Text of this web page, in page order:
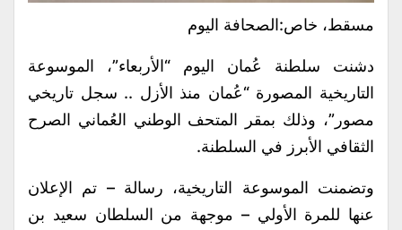
مسقط، خاص:الصحافة اليوم
دشنت سلطنة عُمان اليوم “الأربعاء”، الموسوعة
التاريخية المصورة “عُمان منذ الأزل .. سجل تاريخي
مصور”، وذلك بمقر المتحف الوطني العُماني الصرح
الثقافي الأبرز في السلطنة.
وتضمنت الموسوعة التاريخية، رسالة – تم الإعلان
عنها للمرة الأولي – موجهة من السلطان سعيد بن